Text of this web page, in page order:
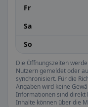
Fr
Sa
So
Die Öffnungszeiten
Nutzern gemeldet oder
synchronisiert. Für die
Angaben wird keine
Informationen sind direkt
Inhalte können über die